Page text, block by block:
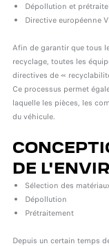
Dépollution et
Directive européenne
Afin de garantir que tous
recyclage, toutes les
directives de «
Ce processus permet
laquelle les pièces, les
du véhicule.
DE
Sélection des
Dépollution
Prétraitement
Depuis un certain temps